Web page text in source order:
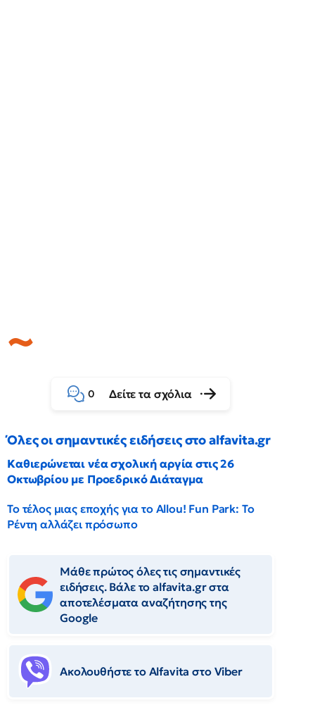
0 Δείτε τα σχόλια
Όλες οι σημαντικές ειδήσεις στο alfavita.gr
Καθιερώνεται νέα σχολική αργία στις 26
Οκτωβρίου με Προεδρικό Διάταγμα
Το τέλος μιας εποχής για το Allou! Fun Park: Το
Ρέντη αλλάζει πρόσωπο
Μάθε πρώτος όλες τις σημαντικές
ειδήσεις. Βάλε το alfavita.gr στα
αποτελέσματα αναζήτησης της
Google
Ακολουθήστε το Αlfavita στο Viber